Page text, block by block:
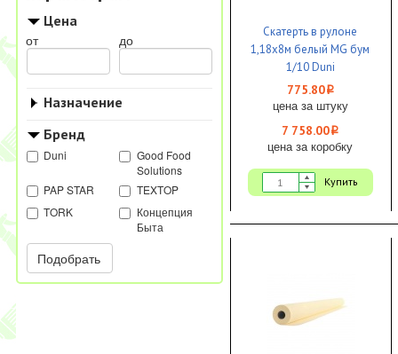
Цена
от до
Назначение
Бренд
Duni
Good Food
Solutions
PAP STAR
TEXTOP
TORK
Концепция
Быта
Подобрать
Скатерть в рулоне
1,18х8м белый MG бум
1/10 Duni
775.80i
цена за штуку
7 758.00i
цена за коробку
Купить